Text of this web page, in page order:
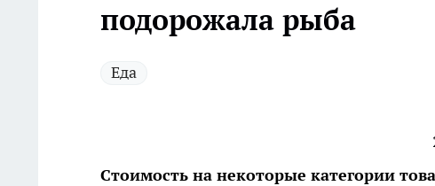
подорожала рыба
Еда
Стоимость на некоторые категории